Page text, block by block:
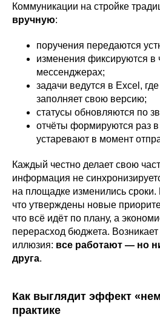
Коммуникации на стройке
вручную:
поручения передаются
изменения фиксируются в
мессенджерах;
задачи ведутся в Excel,
заполняет свою версию;
статусы обновляются по
отчёты формируются раз
устаревают в момент
Каждый честно делает свою
информация не
на площадке изменились
что утверждены новые
что всё идёт по плану, а
перерасход бюджета.
иллюзия: все работают — но
друга.
Как выглядит эффект
практике